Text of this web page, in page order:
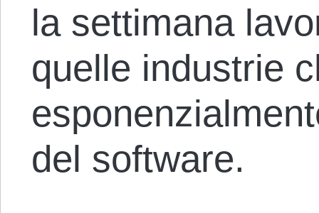
la settimana
quelle industrie
del software.